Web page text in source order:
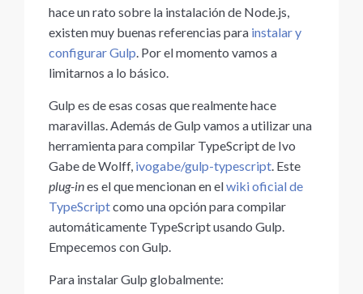
hace un rato sobre la instalación de Node.js,
existen muy buenas referencias para instalar y
configurar Gulp. Por el momento vamos a
limitarnos a lo básico.
Gulp es de esas cosas que realmente hace
maravillas. Además de Gulp vamos a utilizar una
herramienta para compilar TypeScript de Ivo
Gabe de Wolff, ivogabe/gulp-typescript. Este
plug-ines el que mencionan en elwiki oficial de
TypeScriptcomo una opción para compilar
automáticamente TypeScript usando Gulp.
Empecemos con Gulp.
Para instalar Gulp globalmente: